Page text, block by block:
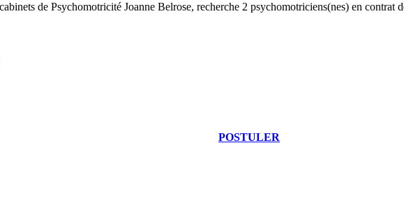
de Psychomotricité Joanne Belrose, recherche 2 psychomotriciens(nes) en contrat
POSTULER